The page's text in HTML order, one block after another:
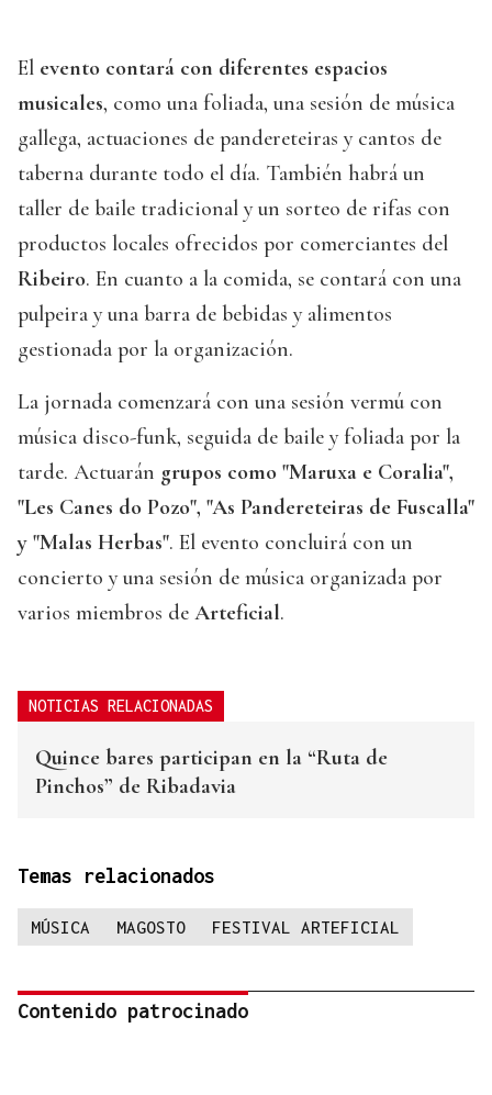
El evento contará con diferentes espacios
musicales, como una foliada, una sesión de música
gallega, actuaciones de pandereteiras y cantos de
taberna durante todo el día. También habrá un
taller de baile tradicional y un sorteo de rifas con
productos locales ofrecidos por comerciantes del
Ribeiro. En cuanto a la comida, se contará con una
pulpeira y una barra de bebidas y alimentos
gestionada por la organización.
La jornada comenzará con una sesión vermú con
música disco-funk, seguida de baile y foliada por la
tarde. Actuarán grupos como "Maruxa e Coralia",
"Les Canes do Pozo", "As Pandereteiras de Fuscalla"
y "Malas Herbas". El evento concluirá con un
concierto y una sesión de música organizada por
varios miembros de Arteficial.
NOTICIAS RELACIONADAS
Quince bares participan en la “Ruta de
Pinchos” de Ribadavia
Temas relacionados
MÚSICA MAGOSTO FESTIVAL ARTEFICIAL
Contenido patrocinado